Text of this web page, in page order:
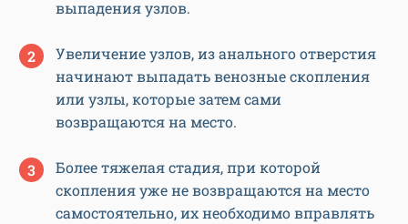
выпадения узлов.
Увеличение узлов, из анального отверстия
начинают выпадать венозные скопления
или узлы, которые затем сами
возвращаются на место.
Более тяжелая стадия, при которой
скопления уже не возвращаются на место
самостоятельно, их необходимо вправлять